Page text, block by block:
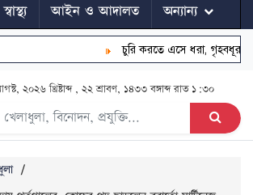
স্বাস্থ্য আইন ও আদালত অন্যান্য
চুরি করতে এসে ধরা, গৃহবধূর কামড়ে
২০২৬ খ্রিষ্টাব্দ , ২২ শ্রাবণ, ১৪৩৩ বঙ্গাব্দরাত ১:৩০
/